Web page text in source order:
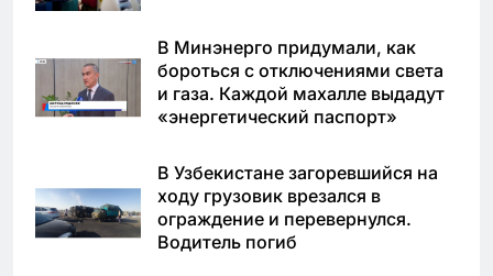
В Минэнерго придумали, как
бороться с отключениями света
и газа. Каждой махалле выдадут
«энергетический паспорт»
В Узбекистане загоревшийся на
ходу грузовик врезался в
ограждение и перевернулся.
Водитель погиб